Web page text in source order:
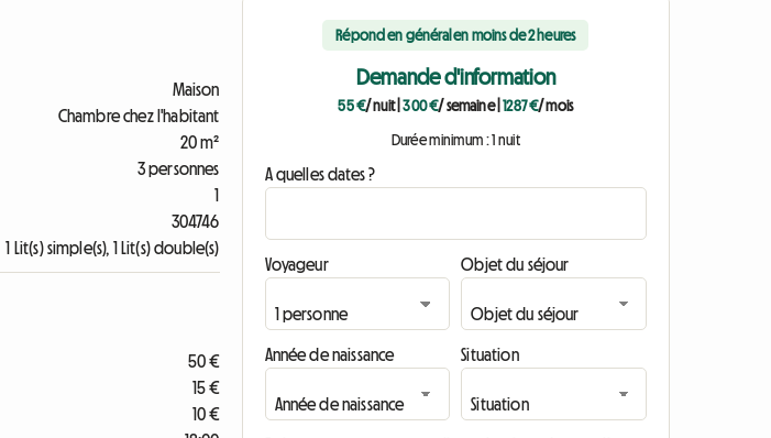
Maison
Chambre chez l'habitant
20 m²
3 personnes
1
304746
1 Lit(s) simple(s), 1 Lit(s) double(s)
50 €
15 €
10 €
Répond en général en moins de 2 heures
Demande d'information
55 €/ nuit|300 €/ semaine|1287 €/ mois
Durée minimum : 1 nuit
A quelles dates ?
Voyageur Objet du séjour
Année de naissance Situation